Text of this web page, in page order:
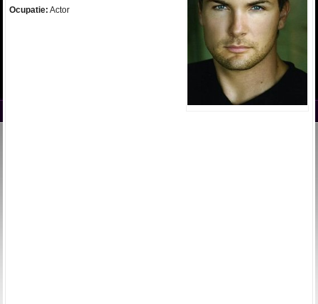
Ocupatie: Actor